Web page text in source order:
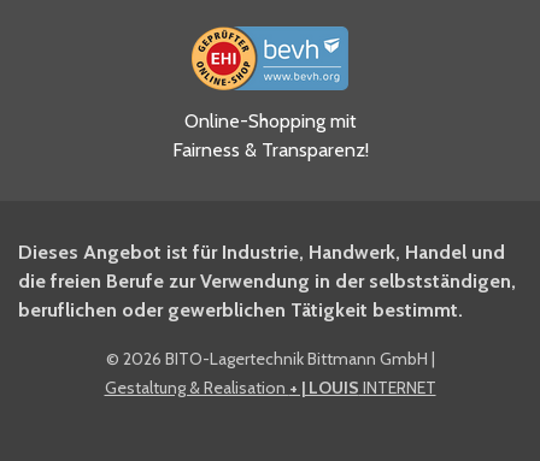
Ja, ich habe die
Datenschutzhinweise gelesen
und akzeptiere diese.
BITO Newsletter Fachwissen
Intralogistiker anmelden.
Ja, ich möchte mich für den
BITO Shop-Newsletter
Online-Shopping mit
Fairness & Transparenz!
Dieses Angebot ist für Industrie, Handwerk, Handel und
die freien Berufe zur Verwendung in der selbstständigen,
beruflichen oder gewerblichen Tätigkeit bestimmt.
© 2026 BITO-Lagertechnik Bittmann GmbH |
Gestaltung & Realisation + | LOUIS INTERNET